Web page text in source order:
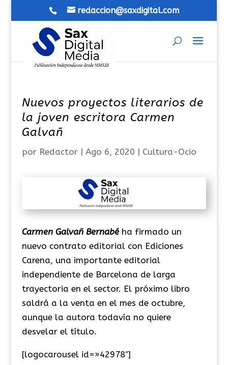
redaccion@saxdigital.com
Nuevos proyectos literarios de
la joven escritora Carmen
Galvañ
por Redactor| Ago 6, 2020 | Cultura-Ocio
Carmen Galvañ Bernabéha firmado un
nuevo contrato editorial con Ediciones
Carena, una importante editorial
independiente de Barcelona de larga
trayectoria en el sector. El próximo libro
saldrá a la venta en el mes de octubre,
aunque la autora todavía no quiere
desvelar el título.
[logocarousel id=»42978″]